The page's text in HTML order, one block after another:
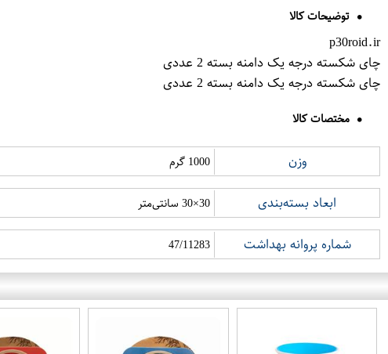
توضیحات کالا
p30roid.ir
چای شکسته درجه یک دامنه بسته 2 عددی
چای شکسته درجه یک دامنه بسته 2 عددی
مختصات کالا
وزن 1000 گرم
ابعاد بسته‌بندی 30×30 سانتی‌متر
شماره پروانه بهداشت 47/11283